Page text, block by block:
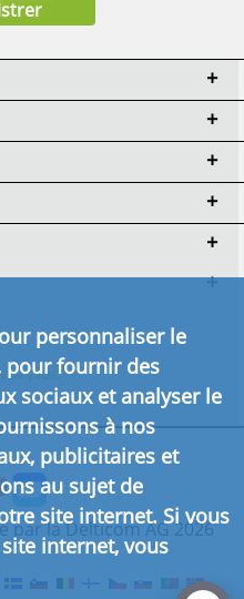
plus.
la Delticom AG 2026
personnaliser le
pour fournir des
sociaux et analyser le
à nos
publicitaires et
au sujet de
site internet. Si vous
internet, vous